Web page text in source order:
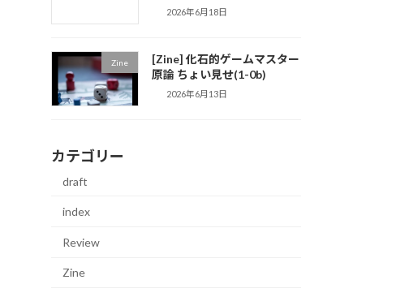
2026年6月18日
Zine
[Zine] 化石的ゲームマスター
原論 ちょい見せ(1-0b)
2026年6月13日
カテゴリー
draft
index
Review
Zine